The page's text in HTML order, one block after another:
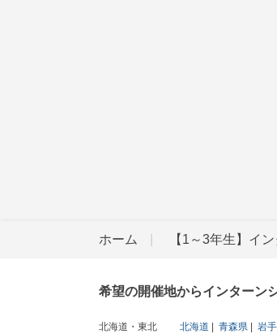
ホーム 【1～3年生】イ
希望の開催地からインターン
北海道・東北 北海道 青森県 岩